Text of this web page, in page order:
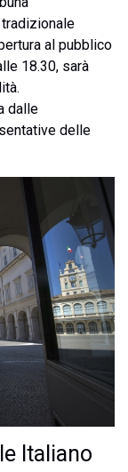
al pubblico
18.30, sarà
dalle
delle
Italiano